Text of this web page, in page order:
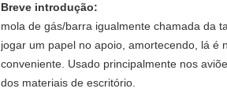
Breve introdução:
mola de gás/barra igualmente chamada da
jogar um papel no apoio, amortecendo, lá é
conveniente. Usado principalmente nos
dos materiais de escritório.